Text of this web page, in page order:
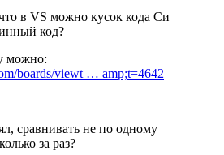
в VS можно кусок кода Си
код?
можно:
boards/viewt … amp;t=4642
сравнивать не по одному
за раз?